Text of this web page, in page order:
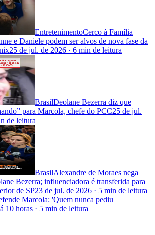
EntretenimentoCerco à Família
e Daniele podem ser alvos de nova fase da
25 de jul. de 2026 · 6 min de leitura
BrasilDeolane Bezerra diz que
para Marcola, chefe do PCC25 de jul.
de leitura
BrasilAlexandre de Moraes nega
Bezerra; influenciadora é transferida para
de SP23 de jul. de 2026 · 5 min de leitura
Marcola: 'Quem nunca pediu
10 horas · 5 min de leitura